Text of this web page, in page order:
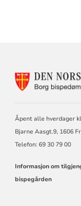
Åpent alle hverdager
Bjarne Aasgt.9, 1606
Telefon: 69 30 79 00
Informasjon om
bispegården